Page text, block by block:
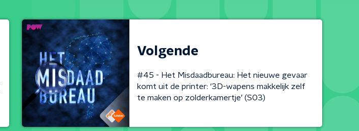
Volgende
#45 - Het Misdaadbureau: Het nieuwe gevaar
komt uit de printer: ‘3D-wapens makkelijk zelf
te maken op zolderkamertje’ (S03)